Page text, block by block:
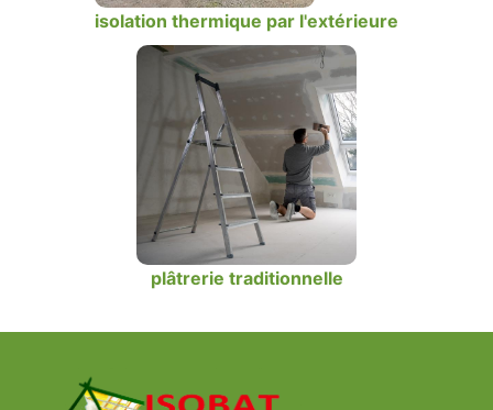
isolation thermique par l'extérieure
plâtrerie traditionnelle